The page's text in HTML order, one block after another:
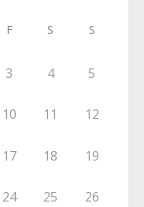
F S S
3 4 5
10 11 12
17 18 19
24 25 26